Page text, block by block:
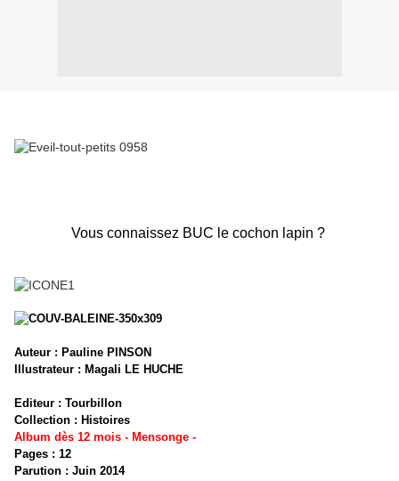
Vous connaissez BUC le cochon lapin ?
Auteur : Pauline PINSON
Illustrateur : Magali LE HUCHE
Editeur : Tourbillon
Collection : Histoires
Album dès 12 mois - Mensonge -
Pages : 12
Parution : Juin 2014